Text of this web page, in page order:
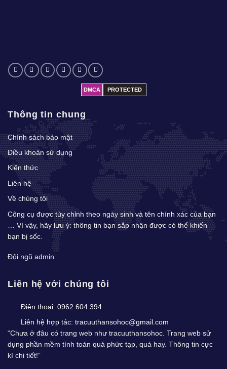
DMCA PROTECTED
Thông tin chung
Chính sách bảo mật
Điều khoản sử dụng
Kiến thức
Liên hệ
Về chúng tôi
Công cụ được tùy chỉnh theo ngày sinh và tên chính xác của bạn
… Vì vậy, hãy lưu ý: thông tin bạn sắp nhận được có thể khiến
bạn bị sốc.
Đội ngũ admin
Liên hệ với chúng tôi
Điện thoại: 0962.604.394
Liên hệ hợp tác: tracuuthansohoc@gmail.com
“Chưa ở đâu có trang web như tracuuthansohoc. Trang web sử
dụng phần mềm tính toán quá phức tạp, quá hay. Thông tin cực
kì chi tiết!”